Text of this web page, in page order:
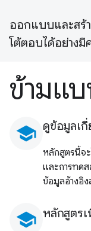
ออกแบบและสร้
โต้ตอบได้อย่างมี
ข้ามแบ
school ดูข้อมูลเ
หลักสูตรนี้จ
และการทด
ข้อมูลอ้างอิง
school หลักสูตร